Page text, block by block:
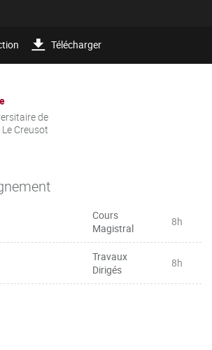
Télécharger
de
Creusot
Cours
Magistral
8h
Travaux
Dirigés
8h